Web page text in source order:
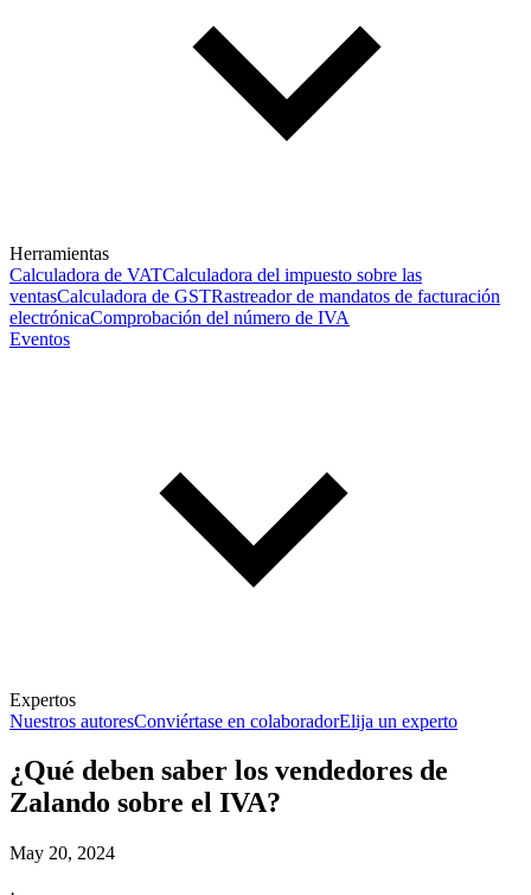
Herramientas
Calculadora de VATCalculadora del impuesto sobre las
ventasCalculadora de GSTRastreador de mandatos de facturación
electrónicaComprobación del número de IVA
Eventos
Expertos
Nuestros autoresConviértase en colaboradorElija un experto
¿Qué deben saber los vendedores de
Zalando sobre el IVA?
May 20, 2024